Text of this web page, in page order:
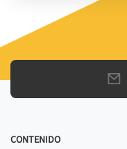
CONTENIDO